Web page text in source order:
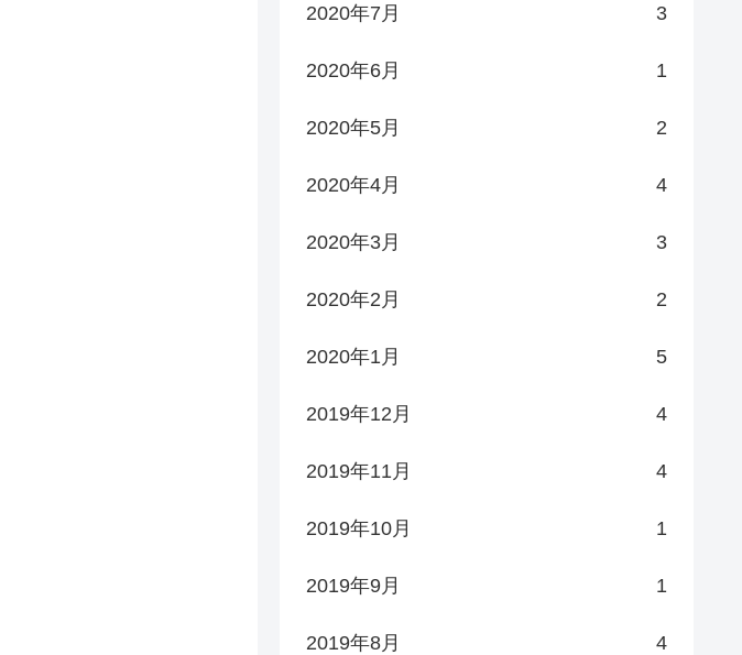
2020年7月 3
2020年6月 1
2020年5月 2
2020年4月 4
2020年3月 3
2020年2月 2
2020年1月 5
2019年12月 4
2019年11月 4
2019年10月 1
2019年9月 1
2019年8月 4